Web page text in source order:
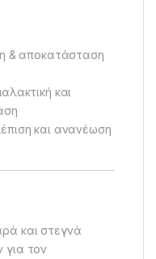
& αποκατάσταση
και
και ανανέωση
και στεγνά
για τον